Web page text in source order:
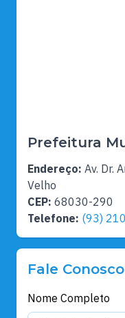
Prefeitura
Endereço: Av. Dr.
Velho
CEP: 68030-290
Telefone: (93)
Fale Conosco
Nome Completo